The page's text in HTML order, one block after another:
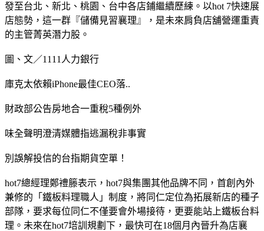
發至台北、新北、桃園、台中各店鋪繼續歷練。以hot 7快速展
店態勢，這一群『儲備見習襄理』，是未來肩負店舖營運重責
的主管菁英潛力股。
圖、文／1111人力銀行
庫克太依賴iPhone最佳CEO落..
財政部公告房地合一重稅5種例外
味全聲明澄清媒體指逃漏稅非事實
別誤解投信的台指期貨空單！
hot7總經理鄭禮籐表示，hot7與集團其他品牌不同，首創內外
兼修的「鐵板料理職人」制度，將同仁定位為拓展新店的種子
部隊，要求每位同仁不僅要會外場接待，更要能站上鐵板台料
理。未來在hot7培訓規劃下，最快可在18個月內晉升為店襄